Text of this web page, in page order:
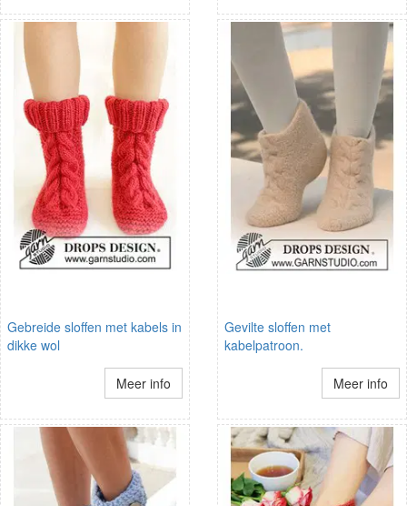
Gebreide sloffen met kabels in
dikke wol
Meer info
Gevilte sloffen met
kabelpatroon.
Meer info